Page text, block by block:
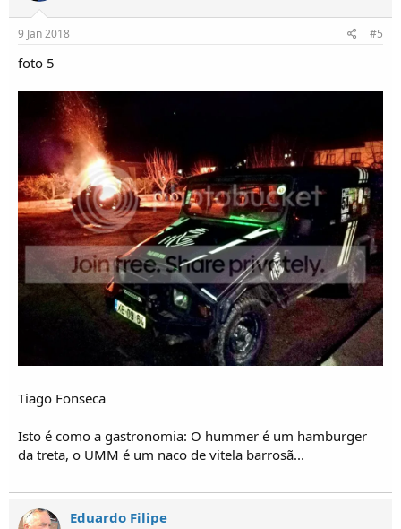
9 Jan 2018 #5
foto 5
Tiago Fonseca
Isto é como a gastronomia: O hummer é um hamburger
da treta, o UMM é um naco de vitela barrosã...
Eduardo Filipe